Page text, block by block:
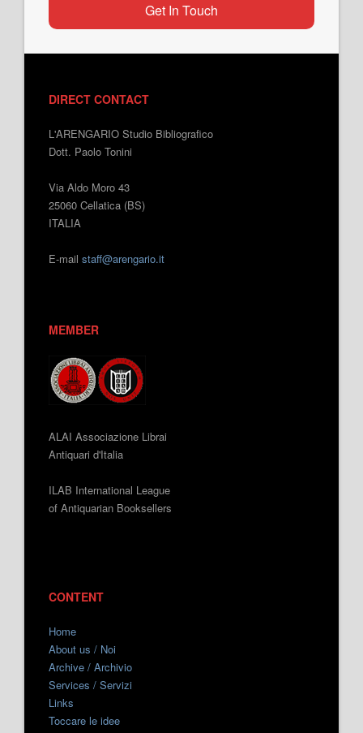
Get In Touch
DIRECT CONTACT
L'ARENGARIO Studio Bibliografico
Dott. Paolo Tonini
Via Aldo Moro 43
25060 Cellatica (BS)
ITALIA
E-mail staff@arengario.it
MEMBER
ALAI Associazione Librai
Antiquari d'Italia
ILAB International League
of Antiquarian Booksellers
CONTENT
Home
About us / Noi
Archive / Archivio
Services / Servizi
Links
Toccare le idee